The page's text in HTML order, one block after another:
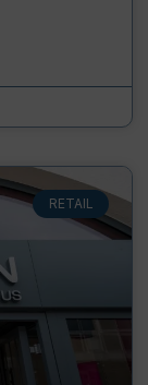
RETAIL